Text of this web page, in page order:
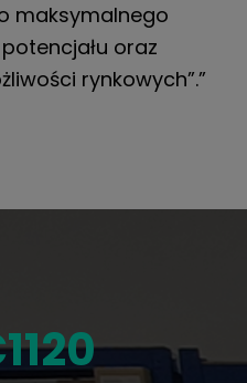
maksymalnego
oraz
rynkowych”.”